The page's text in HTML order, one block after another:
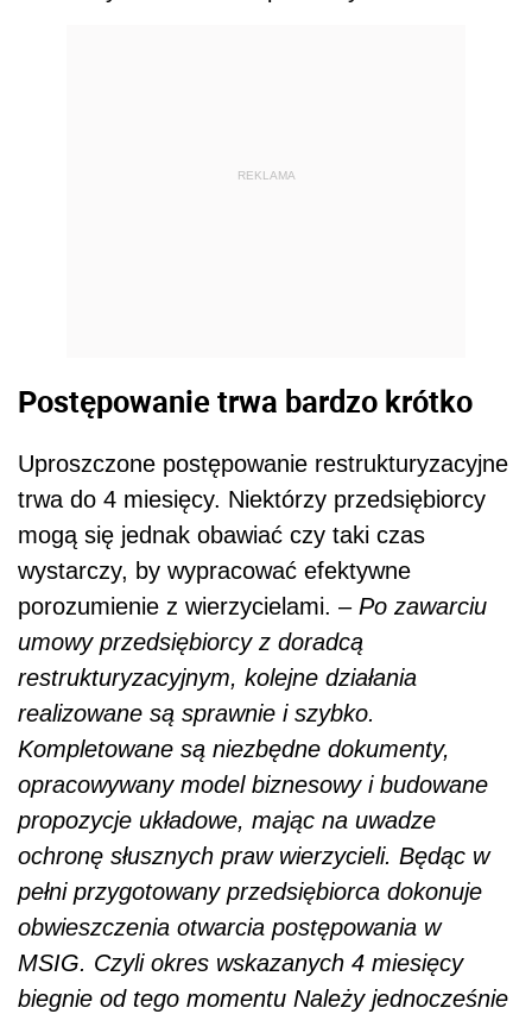
REKLAMA
Postępowanie trwa bardzo krótko
Uproszczone postępowanie restrukturyzacyjne
trwa do 4 miesięcy. Niektórzy przedsiębiorcy
mogą się jednak obawiać czy taki czas
wystarczy, by wypracować efektywne
porozumienie z wierzycielami. – Po zawarciu
umowy przedsiębiorcy z doradcą
restrukturyzacyjnym, kolejne działania
realizowane są sprawnie i szybko.
Kompletowane są niezbędne dokumenty,
opracowywany model biznesowy i budowane
propozycje układowe, mając na uwadze
ochronę słusznych praw wierzycieli. Będąc w
pełni przygotowany przedsiębiorca dokonuje
obwieszczenia otwarcia postępowania w
MSIG. Czyli okres wskazanych 4 miesięcy
biegnie od tego momentu Należy jednocześnie